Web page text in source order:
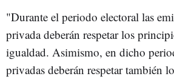
"Durante el periodo electoral las
privada deberán respetar los
igualdad. Asimismo, en dicho
privadas deberán respetar también